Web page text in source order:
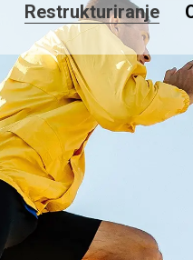
Restrukturiranje